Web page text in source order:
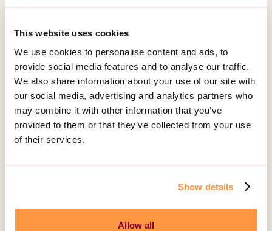
This website uses cookies
We use cookies to personalise content and ads, to
provide social media features and to analyse our traffic.
We also share information about your use of our site with
our social media, advertising and analytics partners who
may combine it with other information that you’ve
provided to them or that they’ve collected from your use
of their services.
Show details
Allow all
Kontakta oss
Telefon:010-161 54 51
Besöksadress:
Hälsingegatan 49
113 31 Stockholm